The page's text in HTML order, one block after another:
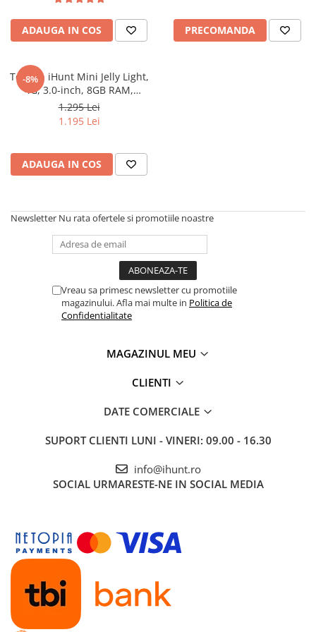
Oală sub Presiune
Slow Cooker
Gătit cu Aburi
Storcător
Deshidratoare
Aspiratoare Verticale
Mașini de Spălat
Mașini de Spălat Vase
Mașini de Spălat Rufe
Roboți Aspirator
Roboți Geamuri
Coșuri de gunoi
Uscătoare de Păr
SPA
CASA, GRADINA SI BRICOLAJ
Sigurante inteligente
Camere de supraveghere
Climatizare
ADAUGA IN COS PRECOMANDA
-8%
Telefon iHunt Mini Jelly Light,
4G, 3.0-inch, 8GB RAM,
256GB, Camera 48MP, NFC,
2000mAh, Incarcare Wireless,
1.295 Lei
1.195 Lei
ADAUGA IN COS
Newsletter Nu rata ofertele si promotiile noastre
Vreau sa primesc newsletter cu promotiile
magazinului. Afla mai multe in Politica de
Confidentialitate
MAGAZINUL MEU
CLIENTI
DATE COMERCIALE
SUPORT CLIENTI LUNI - VINERI: 09.00 - 16.30
info@ihunt.ro
SOCIAL URMARESTE-NE IN SOCIAL MEDIA